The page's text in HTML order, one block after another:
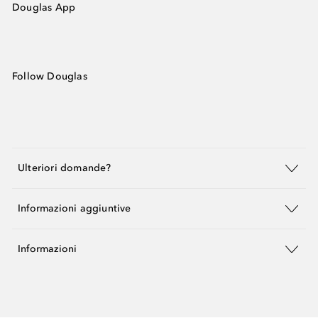
Douglas App
Follow Douglas
Ulteriori domande?
Informazioni aggiuntive
Informazioni